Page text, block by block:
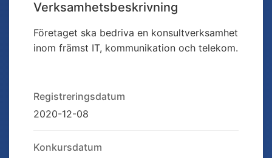
Verksamhetsbeskrivning
Företaget ska bedriva en konsultverksamhet
inom främst IT, kommunikation och telekom.
Registreringsdatum
2020-12-08
Konkursdatum